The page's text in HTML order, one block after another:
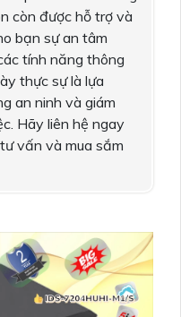
còn được hỗ trợ và
bạn sự an tâm
tính năng thông
thực sự là lựa
an ninh và giám
Hãy liên hệ ngay
vấn và mua sắm